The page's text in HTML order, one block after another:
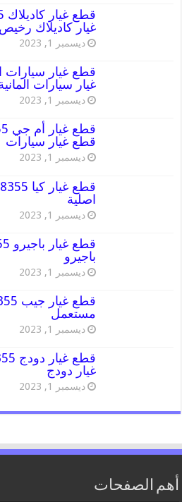
غيار كاديلاك رخيص
ديسمبر 1, 2023
غيار سيارات
ديسمبر 1, 2023
قطع غيار سيارات
ديسمبر 1, 2023
اصلية
ديسمبر 1, 2023
باجيرو
ديسمبر 1, 2023
مستعمل
ديسمبر 1, 2023
غيار دودج
ديسمبر 1, 2023
أهم الصفحات